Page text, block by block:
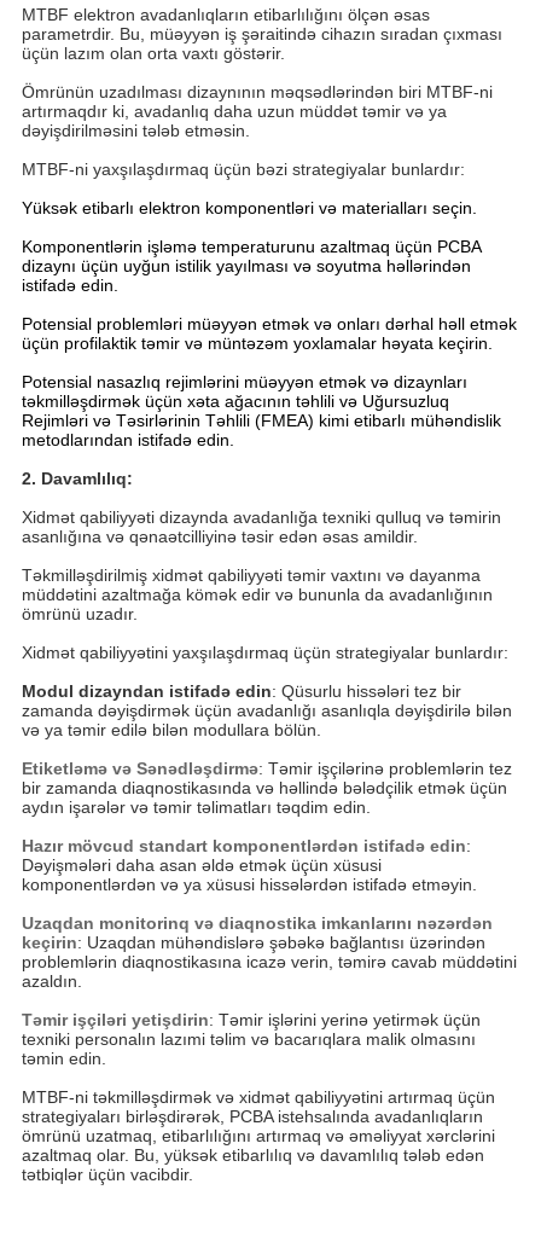
MTBF elektron avadanlıqların etibarlılığını ölçən əsas
parametrdir. Bu, müəyyən iş şəraitində cihazın sıradan çıxması
üçün lazım olan orta vaxtı göstərir.
Ömrünün uzadılması dizaynının məqsədlərindən biri MTBF-ni
artırmaqdır ki, avadanlıq daha uzun müddət təmir və ya
dəyişdirilməsini tələb etməsin.
MTBF-ni yaxşılaşdırmaq üçün bəzi strategiyalar bunlardır:
Yüksək etibarlı elektron komponentləri və materialları seçin.
Komponentlərin işləmə temperaturunu azaltmaq üçün PCBA
dizaynı üçün uyğun istilik yayılması və soyutma həllərindən
istifadə edin.
Potensial problemləri müəyyən etmək və onları dərhal həll etmək
üçün profilaktik təmir və müntəzəm yoxlamalar həyata keçirin.
Potensial nasazlıq rejimlərini müəyyən etmək və dizaynları
təkmilləşdirmək üçün xəta ağacının təhlili və Uğursuzluq
Rejimləri və Təsirlərinin Təhlili (FMEA) kimi etibarlı mühəndislik
metodlarından istifadə edin.
2. Davamlılıq:
Xidmət qabiliyyəti dizaynda avadanlığa texniki qulluq və təmirin
asanlığına və qənaətcilliyinə təsir edən əsas amildir.
Təkmilləşdirilmiş xidmət qabiliyyəti təmir vaxtını və dayanma
müddətini azaltmağa kömək edir və bununla da avadanlığının
ömrünü uzadır.
Xidmət qabiliyyətini yaxşılaşdırmaq üçün strategiyalar bunlardır:
Modul dizayndan istifadə edin: Qüsurlu hissələri tez bir
zamanda dəyişdirmək üçün avadanlığı asanlıqla dəyişdirilə bilən
və ya təmir edilə bilən modullara bölün.
Etiketləmə və Sənədləşdirmə: Təmir işçilərinə problemlərin tez
bir zamanda diaqnostikasında və həllində bələdçilik etmək üçün
aydın işarələr və təmir təlimatları təqdim edin.
Hazır mövcud standart komponentlərdən istifadə edin:
Dəyişmələri daha asan əldə etmək üçün xüsusi
komponentlərdən və ya xüsusi hissələrdən istifadə etməyin.
Uzaqdan monitorinq və diaqnostika imkanlarını nəzərdən
keçirin: Uzaqdan mühəndislərə şəbəkə bağlantısı üzərindən
problemlərin diaqnostikasına icazə verin, təmirə cavab müddətini
azaldın.
Təmir işçiləri yetişdirin: Təmir işlərini yerinə yetirmək üçün
texniki personalın lazımi təlim və bacarıqlara malik olmasını
təmin edin.
MTBF-ni təkmilləşdirmək və xidmət qabiliyyətini artırmaq üçün
strategiyaları birləşdirərək, PCBA istehsalında avadanlıqların
ömrünü uzatmaq, etibarlılığını artırmaq və əməliyyat xərclərini
azaltmaq olar. Bu, yüksək etibarlılıq və davamlılıq tələb edən
tətbiqlər üçün vacibdir.